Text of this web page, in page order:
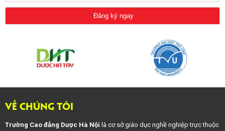
VỀ CHÚNG TÔI
Trường Cao đẳng Dược Hà Nội là cơ sở giáo dục nghề nghiệp trực thuộc